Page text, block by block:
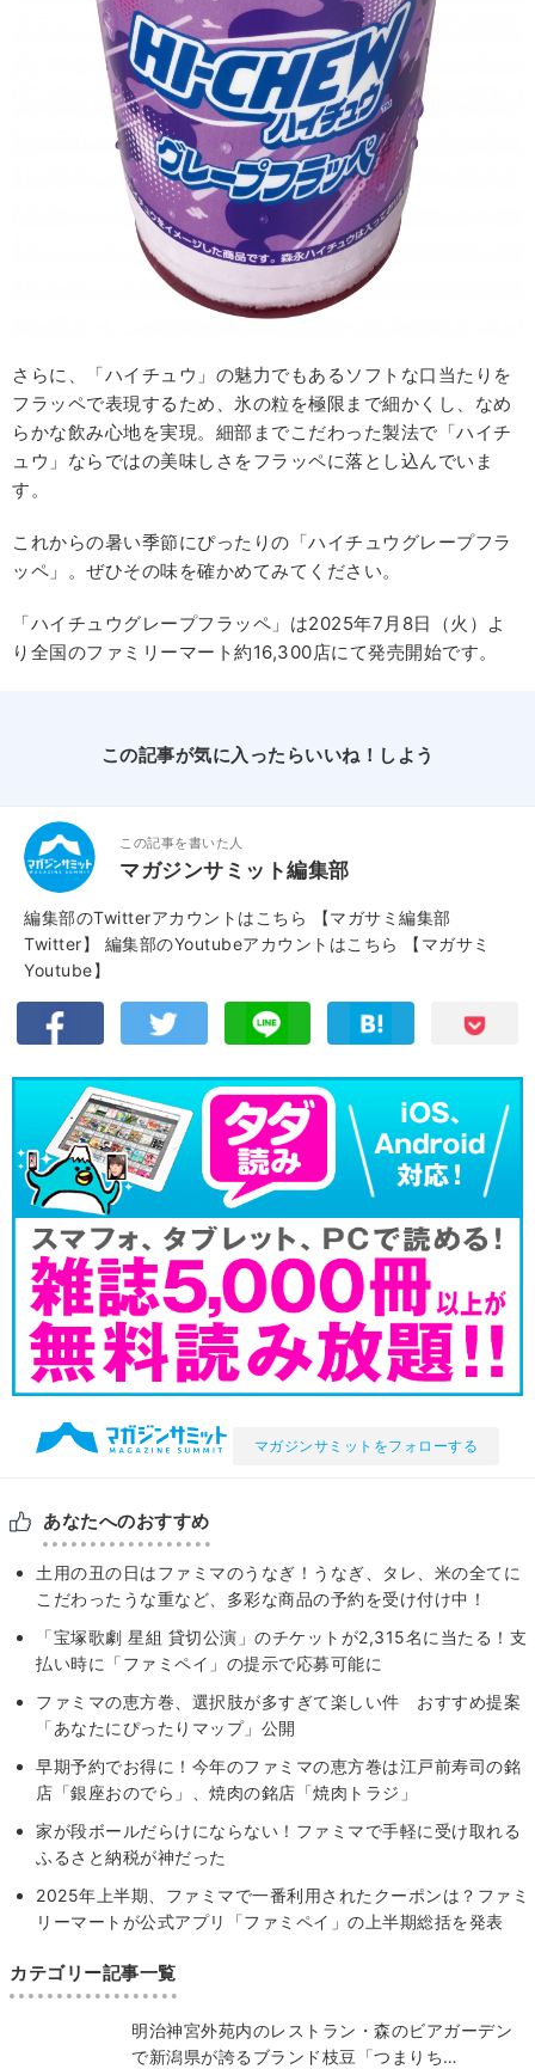
さらに、「ハイチュウ」の魅力でもあるソフトな口当たりを
フラッペで表現するため、氷の粒を極限まで細かくし、なめ
らかな飲み心地を実現。細部までこだわった製法で「ハイチ
ュウ」ならではの美味しさをフラッペに落とし込んでいま
す。
これからの暑い季節にぴったりの「ハイチュウグレープフラ
ッペ」。ぜひその味を確かめてみてください。
「ハイチュウグレープフラッペ」は2025年7月8日（火）よ
り全国のファミリーマート約16,300店にて発売開始です。
この記事が気に入ったらいいね！しよう
この記事を書いた人
マガジンサミット編集部
編集部のTwitterアカウントはこちら
【マガサミ編集部
Twitter】
編集部のYoutubeアカウントはこちら
【マガサミ
Youtube】
マガジンサミットをフォローする
あなたへのおすすめ
土用の丑の日はファミマのうなぎ！うなぎ、タレ、米の全てに
こだわったうな重など、多彩な商品の予約を受け付け中！
「宝塚歌劇 星組 貸切公演」のチケットが2,315名に当たる！支
払い時に「ファミペイ」の提示で応募可能に
ファミマの恵方巻、選択肢が多すぎて楽しい件 おすすめ提案
「あなたにぴったりマップ」公開
早期予約でお得に！今年のファミマの恵方巻は江戸前寿司の銘
店「銀座おのでら」、焼肉の銘店「焼肉トラジ」
家が段ボールだらけにならない！ファミマで手軽に受け取れる
ふるさと納税が神だった
2025年上半期、ファミマで一番利用されたクーポンは？ファミ
リーマートが公式アプリ「ファミペイ」の上半期総括を発表
カテゴリー記事一覧
明治神宮外苑内のレストラン・森のビアガーデン
で新潟県が誇るブランド枝豆「つまりち…